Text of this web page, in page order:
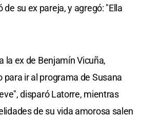
su ex pareja, y agregó: "Ella
ex de Benjamín Vicuña,
ir al programa de Susana
disparó Latorre, mientras
de su vida amorosa salen